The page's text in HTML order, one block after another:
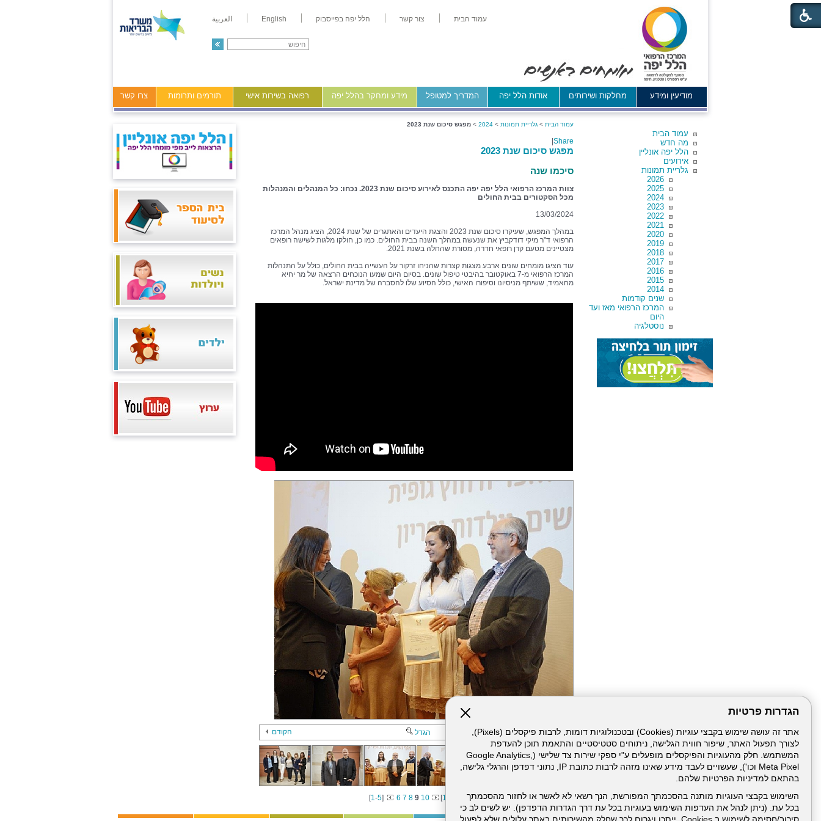
הגדרות פרטיות
אתר זה עושה שימוש בקבצי עוגיות (Cookies) ובטכנולוגיות דומות, לרבות פיקסלים (Pixels),
לצורך תפעול האתר, שיפור חווית הגלישה, ניתוחים סטטיסטיים והתאמת תוכן להעדפת
המשתמש. חלק מהעוגיות והפיקסלים מופעלים ע"י ספקי שירות צד שלישי (Google Analytics,
Meta Pixel וכו'), שעשויים לעבד מידע שאינו מזהה לרבות כתובת IP, נתוני דפדפן והרגלי גלישה,
בהתאם למדיניות הפרטיות שלהם.
השימוש בקבצי העוגיות מותנה בהסכמתך המפורשת, הנך רשאי לא לאשר או לחזור מהסכמתך
בכל עת. (ניתן לנהל את העדפות השימוש בעוגיות בכל עת דרך הגדרות הדפדפן). יש לשים לב כי
עמוד הבית צור קשר הלל יפה בפייסבוק English العربية
מודיעין ומידע מחלקות ושירותים אודות הלל יפה המדריך למטופל מידע ומחקר בהלל יפה רפואה בשירות אישי תורמים ותרומות צרו קשר
עמוד הבית
מה חדש
הלל יפה אונליין
אירועים
גלריית תמונות
2026
2025
2024
2023
2022
2021
2020
2019
2018
2017
2016
2015
2014
שנים קודמות
המרכז הרפואי מאז ועד
היום
נוסטלגיה
עמוד הבית > גלריית תמונות >
2024
> מפגש סיכום שנת 2023
Share
מפגש סיכום שנת 2023
סיכמו שנה
צוות המרכז הרפואי הלל יפה יפה התכנס לאירוע סיכום שנת 2023. נכחו: כל המנהלים והמנהלות
מכל הסקטורים בבית החולים
13/03/2024
במהלך המפגש, שעיקרו סיכום שנת 2023 והצגת היעדים והאתגרים של שנת 2024, הציג מנהל המרכז
הרפואי ד"ר מיקי דודקביץ את שנעשה במהלך השנה בבית החולים. כמו כן, חולקו מלגות לשישה רופאים
מצטיינים מטעם קרן רופאי חדרה, מסורת שהחלה בשנת 2021.
עוד הציגו מומחים שונים ארבע מצגות קצרות שהניחו זרקור על העשייה בבית החולים, כולל על התנהלות
המרכז הרפואי מ-7 באוקטובר בהיבטי טיפול שונים. בסיום היום שמעו הנוכחים הרצאה של מר יחיא
מחאמיד, ששיתף מניסיונו וסיפורו האישי, כולל הסיוע שלו להסברה של מדינת ישראל.
הקודם הגדל הבא
[1-5] 6 7 8 9 10 [11